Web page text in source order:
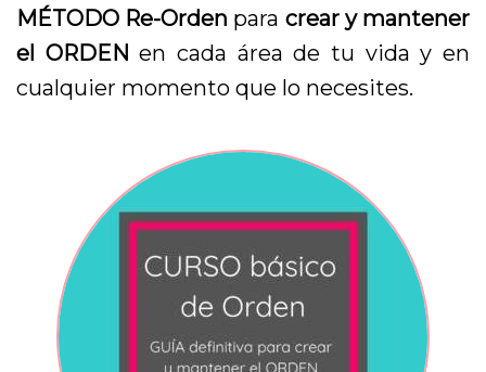
MÉTODO Re-Orden para crear y mantener
el ORDEN en cada área de tu vida y en
cualquier momento que lo necesites.